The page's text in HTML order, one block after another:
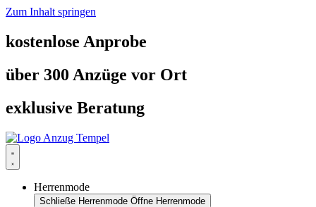
Zum Inhalt springen
kostenlose Anprobe
über 300 Anzüge vor Ort
exklusive Beratung
Herrenmode
Schließe Herrenmode Öffne Herrenmode